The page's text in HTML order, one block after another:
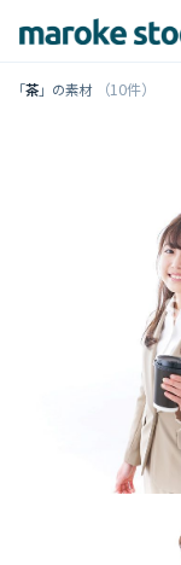
「茶」の素材 （10件）